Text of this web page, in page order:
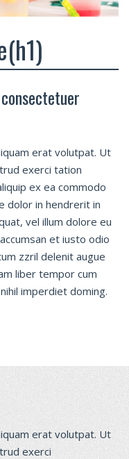
erat volutpat. Ut
exerci tation
ex ea commodo
dolor in hendrerit in
vel illum dolore eu
et iusto odio
zzril delenit augue
liber tempor cum
imperdiet doming.
erat volutpat. Ut
exerci